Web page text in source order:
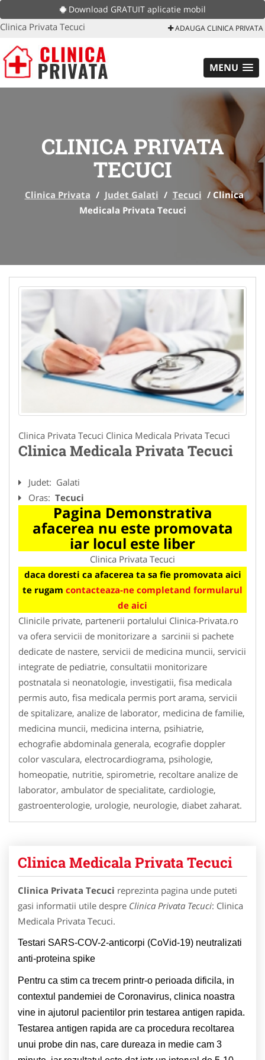
Download GRATUIT aplicatie mobil
Clinica Privata Tecuci ADAUGA CLINICA PRIVATA
MENU
CLINICA PRIVATA
TECUCI
Clinica Privata / Judet Galati / Tecuci / Clinica
Medicala Privata Tecuci
Clinica Privata Tecuci Clinica Medicala Privata Tecuci
Clinica Medicala Privata Tecuci
Judet: Galati
Oras: Tecuci
Pagina Demonstrativa
afacerea nu este promovata
iar locul este liber
Clinica Privata Tecuci
daca doresti ca afacerea ta sa fie promovata aici
te rugam contacteaza-ne completand formularul
de aici
Clinicile private, partenerii portalului Clinica-Privata.ro
va ofera servicii de monitorizare a sarcinii si pachete
dedicate de nastere, servicii de medicina muncii, servicii
integrate de pediatrie, consultatii monitorizare
postnatala si neonatologie, investigatii, fisa medicala
permis auto, fisa medicala permis port arama, servicii
de spitalizare, analize de laborator, medicina de familie,
medicina muncii, medicina interna, psihiatrie,
echografie abdominala generala, ecografie doppler
color vasculara, electrocardiograma, psihologie,
homeopatie, nutritie, spirometrie, recoltare analize de
laborator, ambulator de specialitate, cardiologie,
gastroenterologie, urologie, neurologie, diabet zaharat.
Clinica Medicala Privata Tecuci
Clinica Privata Tecuci reprezinta pagina unde puteti
gasi informatii utile despre Clinica Privata Tecuci: Clinica
Medicala Privata Tecuci.
Testari SARS-COV-2-anticorpi (CoVid-19) neutralizati
anti-proteina spike
Pentru ca stim ca trecem printr-o perioada dificila, in
contextul pandemiei de Coronavirus, clinica noastra
vine in ajutorul pacientilor prin testarea antigen rapida.
Testarea antigen rapida are ca procedura recoltarea
unui probe din nas, care dureaza in medie cam 3